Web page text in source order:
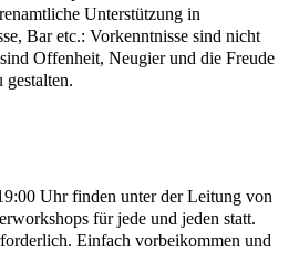
Unterstützung in
Bar etc.: Vorkenntnisse sind nicht
Offenheit, Neugier und die Freude
gestalten.
Uhr finden unter der Leitung von
für jede und jeden statt.
Einfach vorbeikommen und